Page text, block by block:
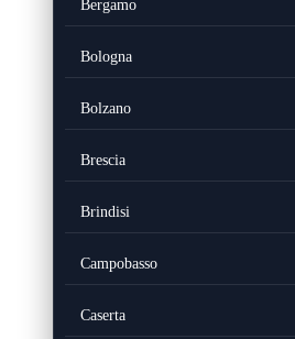
Bergamo
Bologna
Bolzano
Brescia
Brindisi
Campobasso
Caserta